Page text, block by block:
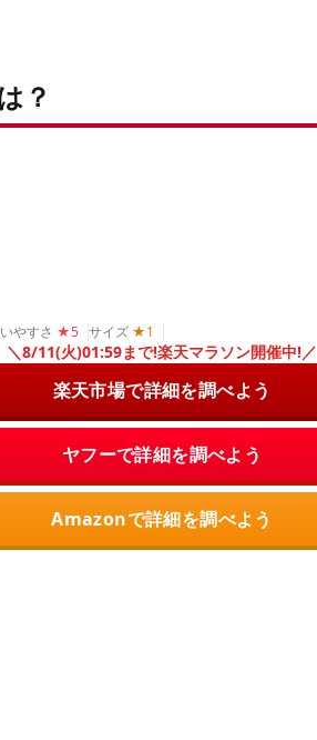
？
やすさ ★5 サイズ ★1
＼8/11(火)01:59まで!楽天マラソン開催中!／
楽天市場で詳細を調べよう
ヤフーで詳細を調べよう
Amazonで詳細を調べよう